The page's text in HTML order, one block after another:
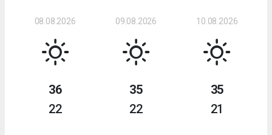
08.08.2026
36
22
09.08.2026
35
22
10.08.2026
35
21